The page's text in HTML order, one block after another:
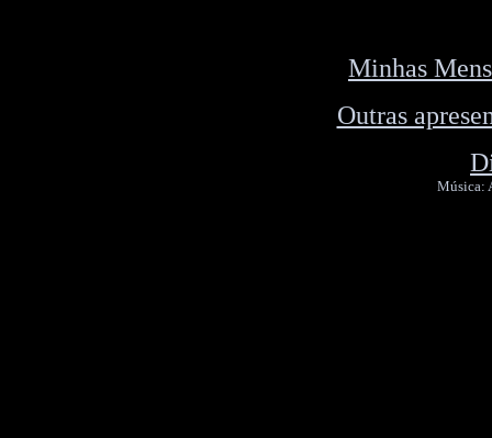
Minhas
Outras
Música: